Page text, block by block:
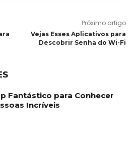
Próximo artigo
Vejas Esses Aplicativos para
Descobrir Senha do Wi-Fi
Fantástico para Conhecer
Incríveis